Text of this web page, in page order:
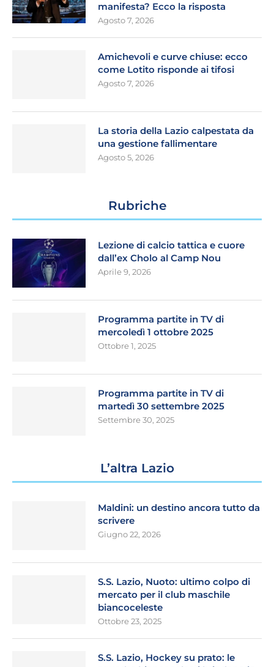
manifesta? Ecco la risposta
Agosto 7, 2026
Amichevoli e curve chiuse: ecco
come Lotito risponde ai tifosi
Agosto 7, 2026
La storia della Lazio calpestata da
una gestione fallimentare
Agosto 5, 2026
Rubriche
Lezione di calcio tattica e cuore
dall’ex Cholo al Camp Nou
Aprile 9, 2026
Programma partite in TV di
mercoledì 1 ottobre 2025
Ottobre 1, 2025
Programma partite in TV di
martedì 30 settembre 2025
Settembre 30, 2025
L’altra Lazio
Maldini: un destino ancora tutto da
scrivere
Giugno 22, 2026
S.S. Lazio, Nuoto: ultimo colpo di
mercato per il club maschile
biancoceleste
Ottobre 23, 2025
S.S. Lazio, Hockey su prato: le